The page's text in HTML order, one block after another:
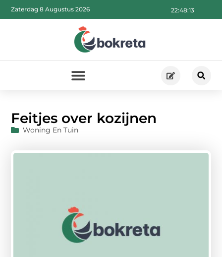
22:48:14
Zaterdag 8 Augustus 2026
Feitjes over kozijnen
Woning En Tuin